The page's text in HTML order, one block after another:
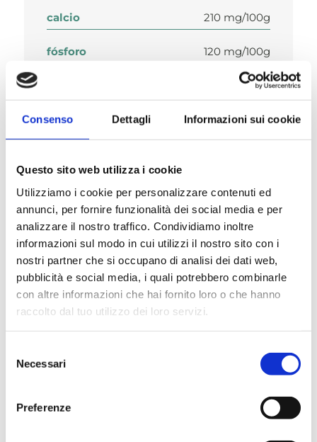
Consenso Dettagli Informazioni sui cookie
Questo sito web utilizza i cookie
Utilizziamo i cookie per personalizzare contenuti ed
annunci, per fornire funzionalità dei social media e per
analizzare il nostro traffico. Condividiamo inoltre
informazioni sul modo in cui utilizzi il nostro sito con i
nostri partner che si occupano di analisi dei dati web,
pubblicità e social media, i quali potrebbero combinarle
con altre informazioni che hai fornito loro o che hanno
raccolto dal tuo utilizzo dei loro servizi.
delNecessari
Preferenze
calcio 210 mg/100g
fósforo 120 mg/100g
81.5 %.
Composición
Aditivos nutricionales/kg